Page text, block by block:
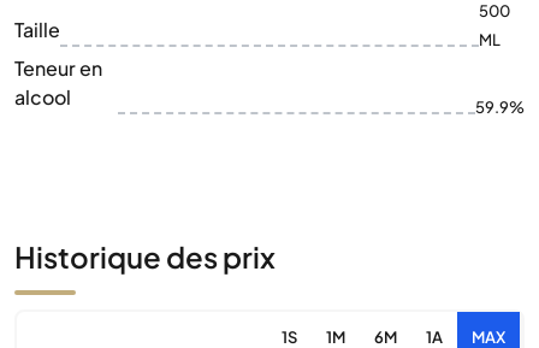
Taille
500
ML
Teneur en
alcool
59.9%
Historique des prix
1S 1M 6M 1A MAX